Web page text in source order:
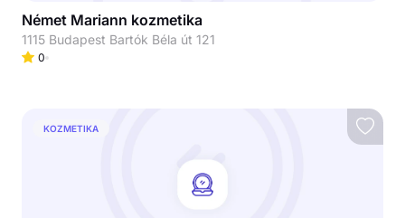
Német Mariann kozmetika
1115 Budapest Bartók Béla út 121
0
KOZMETIKA